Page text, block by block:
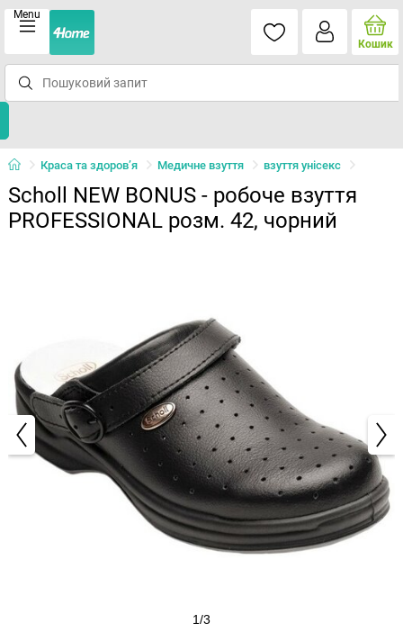
Menu
Кошик
Краса та здоров’я Медичне взуття взуття унісекс
Scholl NEW BONUS - робоче взуття
PROFESSIONAL розм. 42, чорний
1/3